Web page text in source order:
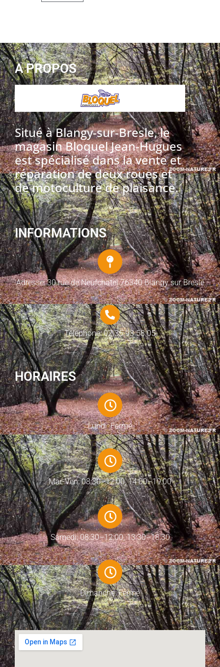
A PROPOS
Situé à Blangy-sur-Bresle, le
magasin Bloquel Jean-Hugues
est spécialisé dans la vente et
réparation de deux roues et
de motoculture de plaisance.
INFORMATIONS
Adresse: 30 rue de Neufchatel 76340 Blangy sur Bresle
Téléphone: 02 35 93 58 05
HORAIRES
Lundi: Fermé
Mar-Ven: 08:30–12:00, 14:00–19:00
Samedi: 08:30–12:00, 13:30–18:30
Dimanche: Fermé